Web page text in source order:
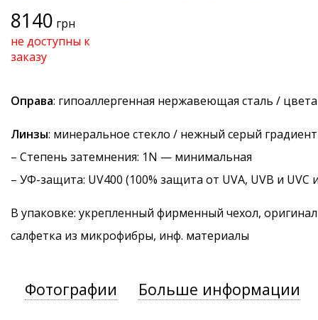
8140 грн
не доступны к
заказу
Оправа: гипоаллергенная нержавеющая сталь /
Линзы: минеральное стекло / нежный серый градиент
– Степень затемнения: 1N — минимальная
– УФ-защита: UV400 (100% защита от UVA, UVB и UVC
В упаковке: укрепленный фирменный чехол,
салфетка из микрофибры, инф. материалы
Фотографии Больше информации